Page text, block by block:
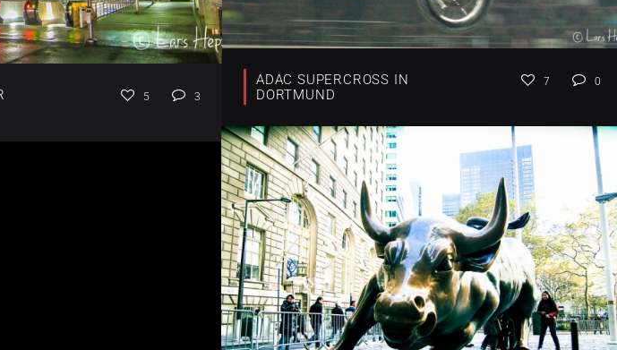
ADAC SUPERCROSS IN
DORTMUND
7 0
5 3